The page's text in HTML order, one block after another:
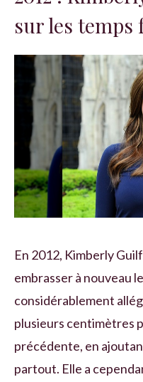
sur les temps
En 2012, Kimberly
embrasser à nouveau
considérablement
plusieurs centimètres
précédente, en
partout. Elle a